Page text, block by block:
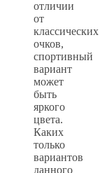
отличии
от
классических
очков,
спортивный
вариант
может
быть
яркого
цвета.
Каких
только
вариантов
данного